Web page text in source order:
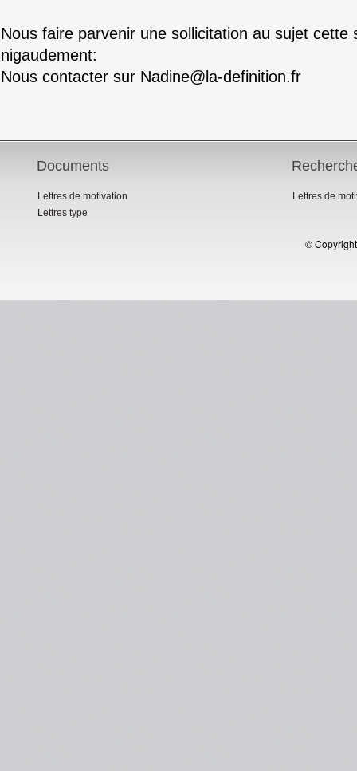
Nous faire parvenir une sollicitation au sujet cette
nigaudement:
Nous contacter sur Nadine@la-definition.fr
Documents
Lettres de motivation
Lettres type
Lettres de
©